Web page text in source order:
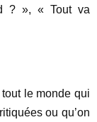
? », « Tout va
le monde qui
ou qu’on